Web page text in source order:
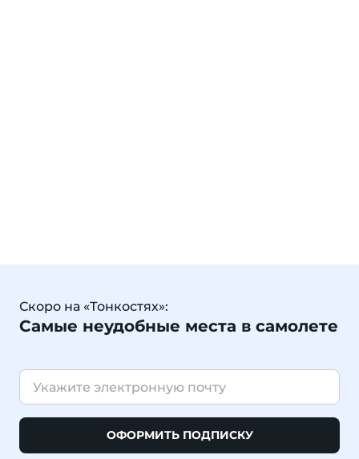
Скоро на «Тонкостях»:
Самые неудобные места в самолете
ОФОРМИТЬ ПОДПИСКУ